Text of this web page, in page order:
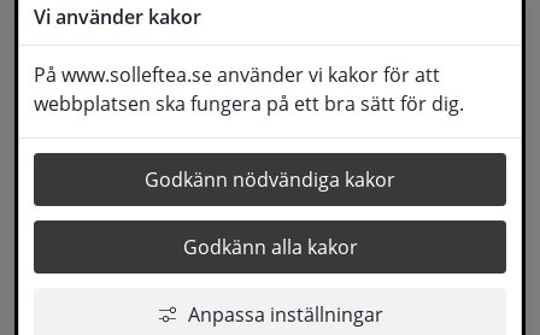
Vi använder kakor
På www.solleftea.se använder vi kakor för att
webbplatsen ska fungera på ett bra sätt för dig.
Godkänn nödvändiga kakor
Godkänn alla kakor
Anpassa inställningar
Akut hjälp & Krisstöd
Vid akuta nödsituationer och behov av
omedelbar hjälp vid olyckor, akut sjukdom eller
nödsituation, våldsamma eller hotfulla
situationer ring 112!